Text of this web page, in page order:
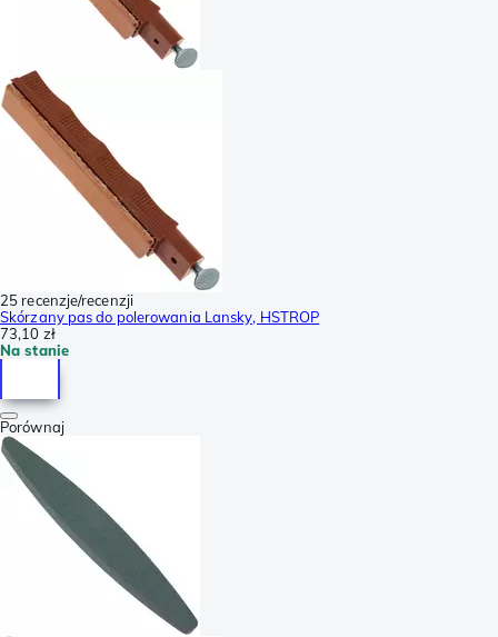
25 recenzje/recenzji
Skórzany pas do polerowania Lansky, HSTROP
73,10 zł
Na stanie
Porównaj